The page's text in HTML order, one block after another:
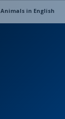
Animals in English